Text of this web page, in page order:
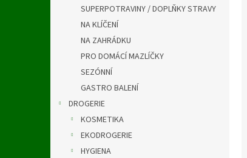
SUPERPOTRAVINY / DOPLŇKY STRAVY
NA KLÍČENÍ
NA ZAHRÁDKU
PRO DOMÁCÍ MAZLÍČKY
SEZÓNNÍ
GASTRO BALENÍ
DROGERIE
KOSMETIKA
EKODROGERIE
HYGIENA